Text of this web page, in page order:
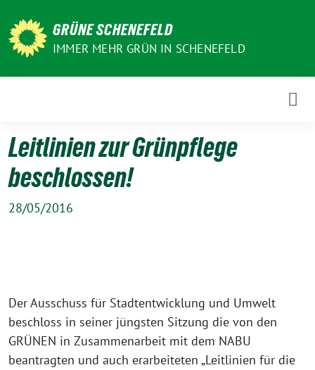
zum
Inhalt
GRÜNE SCHENEFELD
IMMER MEHR GRÜN IN SCHENEFELD
Leitlinien zur Grünpflege
beschlossen!
28/05/2016
Der Ausschuss für Stadtentwicklung und Umwelt
beschloss in seiner jüngsten Sitzung die von den
GRÜNEN in Zusammenarbeit mit dem NABU
beantragten und auch erarbeiteten „Leitlinien für die